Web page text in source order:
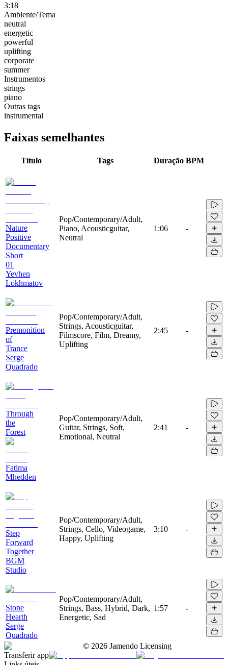
3:18
Ambiente/Tema
neutral
energetic
powerful
uplifting
corporate
summer
Instrumentos
strings
piano
Outras tags
instrumental
Faixas semelhantes
Título Tags Duração BPM
Nature
Positive
Documentary
Short
01
Yevhen
Lokhmatov
Pop/Contemporary/Adult,
Piano, Acousticguitar,
Neutral
1:06 -
Premonition
of
Trance
Serge
Quadrado
Pop/Contemporary/Adult,
Strings, Acousticguitar,
Filmscore, Film, Dreamy,
Uplifting
2:45 -
Through
the
Forest
Fatima
Mhedden
Pop/Contemporary/Adult,
Guitar, Strings, Soft,
Emotional, Neutral
2:41 -
Step
Forward
Together
BGM
Studio
Pop/Contemporary/Adult,
Strings, Cello, Videogame,
Happy, Uplifting
3:10 -
Stone
Hearth
Serge
Quadrado
Pop/Contemporary/Adult,
Strings, Bass, Hybrid, Dark,
Energetic, Sad
1:57 -
© 2026 Jamendo Licensing
Transferir app